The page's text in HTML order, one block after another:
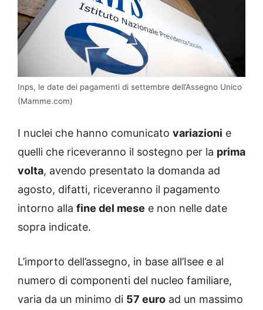
Inps, le date dei pagamenti di settembre dell’Assegno Unico
(Mamme.com)
I nuclei che hanno comunicato variazioni e
quelli che riceveranno il sostegno per la prima
volta, avendo presentato la domanda ad
agosto, difatti, riceveranno il pagamento
intorno alla fine del mese e non nelle date
sopra indicate.
L’importo dell’assegno, in base all’Isee e al
numero di componenti del nucleo familiare,
varia da un minimo di 57 euro ad un massimo